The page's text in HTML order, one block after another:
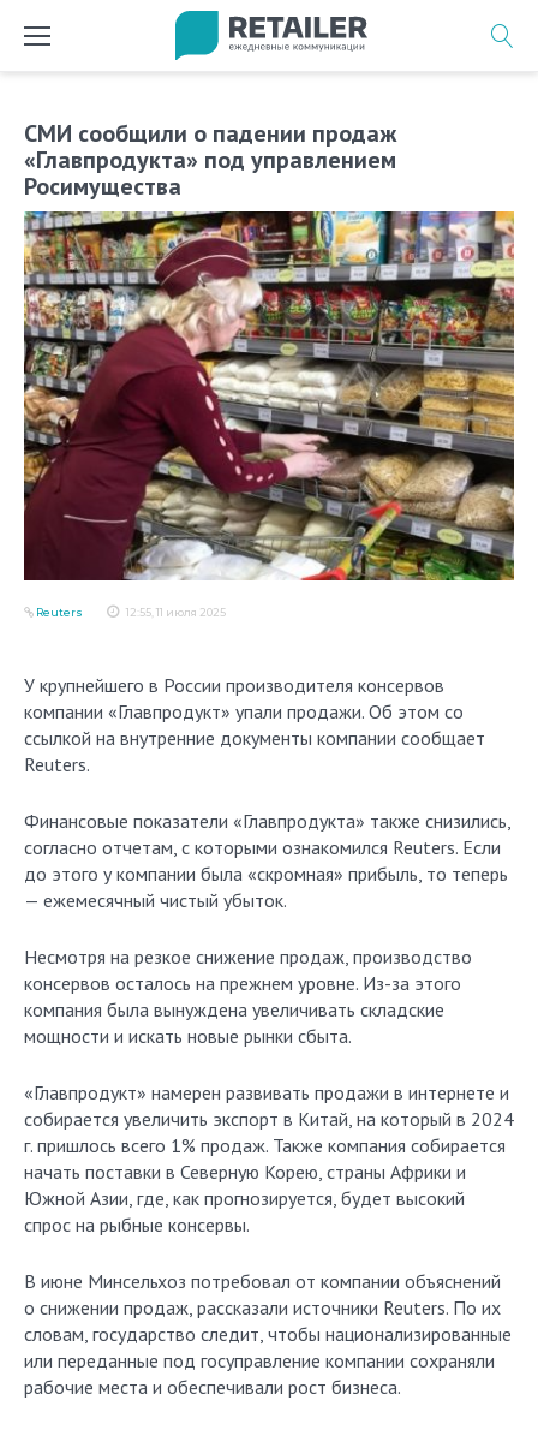
СМИ сообщили о падении продаж
«Главпродукта» под управлением
Росимущества
12:55, 11 июля 2025
Reuters
У крупнейшего в России производителя консервов
компании «Главпродукт» упали продажи. Об этом со
ссылкой на внутренние документы компании сообщает
Reuters.
Финансовые показатели «Главпродукта» также снизились,
согласно отчетам, с которыми ознакомился Reuters. Если
до этого у компании была «скромная» прибыль, то теперь
— ежемесячный чистый убыток.
Несмотря на резкое снижение продаж, производство
консервов осталось на прежнем уровне. Из-за этого
компания была вынуждена увеличивать складские
мощности и искать новые рынки сбыта.
«Главпродукт» намерен развивать продажи в интернете и
собирается увеличить экспорт в Китай, на который в 2024
г. пришлось всего 1% продаж. Также компания собирается
начать поставки в Северную Корею, страны Африки и
Южной Азии, где, как прогнозируется, будет высокий
спрос на рыбные консервы.
В июне Минсельхоз потребовал от компании объяснений
о снижении продаж, рассказали источники Reuters. По их
словам, государство следит, чтобы национализированные
или переданные под госуправление компании сохраняли
рабочие места и обеспечивали рост бизнеса.